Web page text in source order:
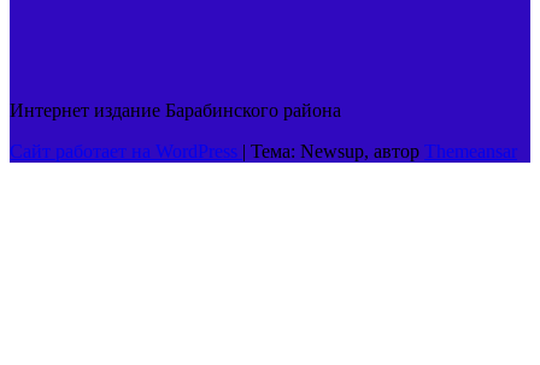
Интернет издание Барабинского района
Сайт работает на WordPress | Тема: Newsup, автор Themeansar